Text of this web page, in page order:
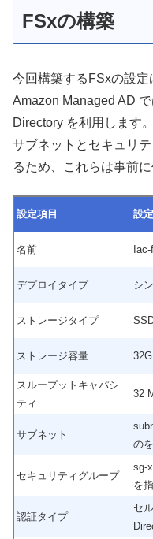
FSxの構築
今回構築するFSxの設
Amazon Managed AD
Directory を利用します。
サブネットとセキュリ
るため、これらは事前
設定項目 設
名前
デプロイタイプ シ
ストレージタイプ
ストレージ容量
スループットキャパシ
ティ
32
サブネット
の
セキュリティグループ
sg-
を
認証タイプ
セ